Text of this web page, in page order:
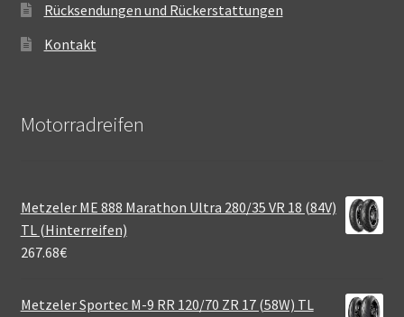
Rücksendungen und Rückerstattungen
Kontakt
Motorradreifen
Metzeler ME 888 Marathon Ultra 280/35 VR 18 (84V)
TL (Hinterreifen)
267.68€
Metzeler Sportec M-9 RR 120/70 ZR 17 (58W) TL